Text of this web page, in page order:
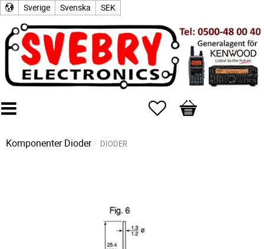
Sverige Svenska SEK
Favoriter
Kundvagn
Komponenter Dioder DIODER